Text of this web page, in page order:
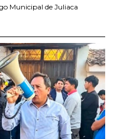
Municipal de Juliaca